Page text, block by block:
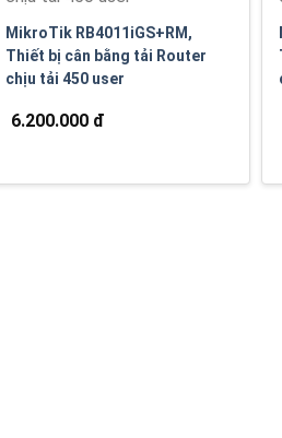
MikroTik RB4011iGS+RM,
Thiết bị cân bằng tải Router
chịu tải 450 user
6.200.000 đ